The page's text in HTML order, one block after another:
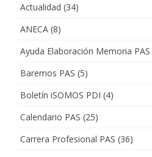
Actualidad (34)
ANECA (8)
Ayuda Elaboración Memoria PAS
Baremos PAS (5)
Boletín iSOMOS PDI (4)
Calendario PAS (25)
Carrera Profesional PAS (36)